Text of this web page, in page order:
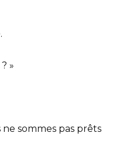
»
ne sommes pas prêts